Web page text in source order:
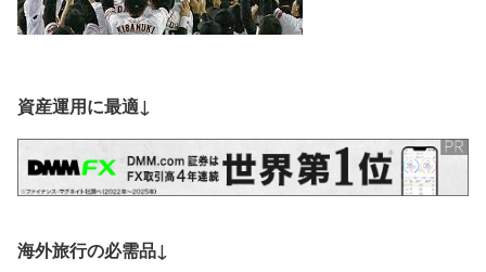
資産運用に最適↓
海外旅行の必需品↓